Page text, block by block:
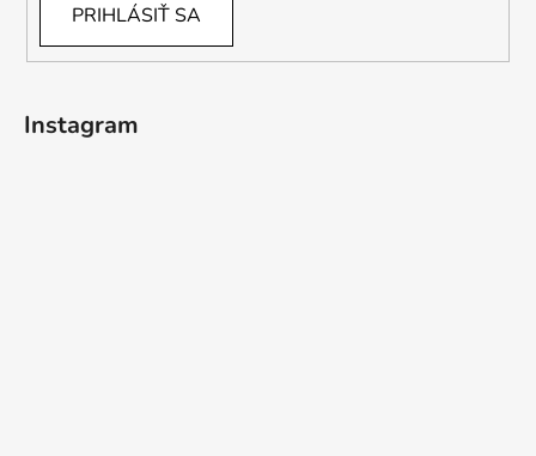
PRIHLÁSIŤ SA
Instagram